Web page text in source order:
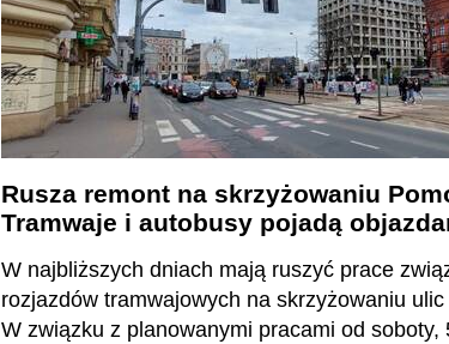
Rusza remont na skrzyżowaniu
Tramwaje i autobusy pojadą
W najbliższych dniach mają ruszyć prace
rozjazdów tramwajowych na skrzyżowaniu
W związku z planowanymi pracami od soboty,